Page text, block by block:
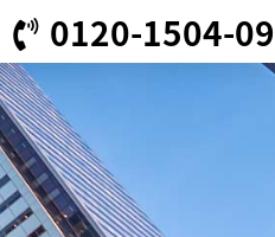
0120-1504-09